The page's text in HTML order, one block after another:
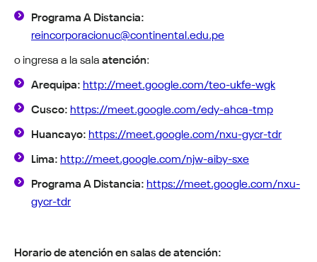
Programa A Distancia:
reincorporacionuc@continental.edu.pe
o ingresa a la salaatención:
Arequipa: http://meet.google.com/teo-ukfe-wgk
Cusco: https://meet.google.com/edy-ahca-tmp
Huancayo: https://meet.google.com/nxu-gycr-tdr
Lima: http://meet.google.com/njw-aiby-sxe
Programa A Distancia: https://meet.google.com/nxu-
gycr-tdr
Horario de atención en salas de atención: